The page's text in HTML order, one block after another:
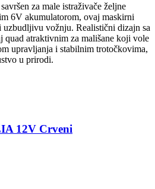
za male istraživače željne
6V akumulatorom, ovaj maskirni
uzbudljivu vožnju. Realistični dizajn sa
atraktivnim za mališane koji vole
upravljanja i stabilnim trotočkovima,
u prirodi.
12V Crveni